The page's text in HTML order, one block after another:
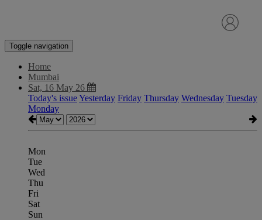
Toggle navigation
Home
Mumbai
Sat, 16 May 26
Today's issueYesterday Friday Thursday Wednesday Tuesday
Monday
Mon
Tue
Wed
Thu
Fri
Sat
Sun